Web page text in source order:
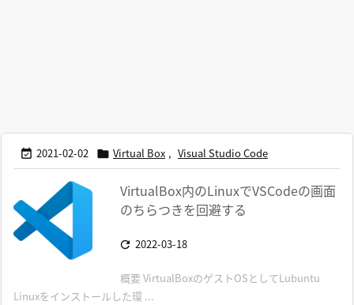
 2021-02-02  Virtual Box , Visual Studio Code
VirtualBox内のLinuxでVSCodeの画面
のちらつきを回避する
 2022-03-18
概要 VirtualBoxのゲストOSとしてLubuntu
Linuxをインストールした環 ...